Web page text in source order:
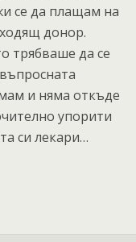
се да плащам на
донор.
трябваше да се
и няма откъде
упорити
си лекари…